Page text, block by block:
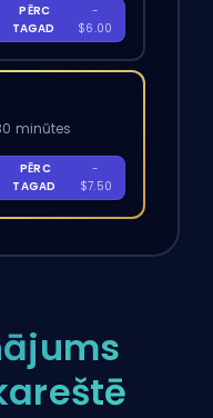
PĒRC
TAGAD
-
$6.00
minūtes
PĒRC
TAGAD
-
$7.50